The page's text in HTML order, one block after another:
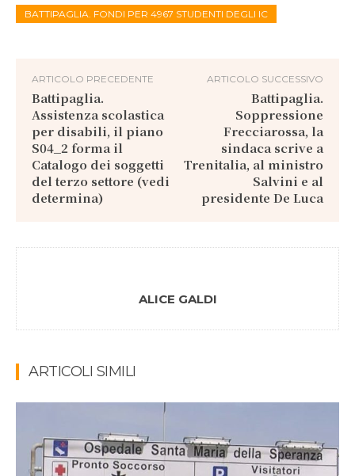
BATTIPAGLIA. FONDI PER 4967 STUDENTI DEGLI IC
ARTICOLO PRECEDENTE
Battipaglia.
Assistenza scolastica
per disabili, il piano
S04_2 forma il
Catalogo dei soggetti
del terzo settore (vedi
determina)
ARTICOLO SUCCESSIVO
Battipaglia.
Soppressione
Frecciarossa, la
sindaca scrive a
Trenitalia, al ministro
Salvini e al
presidente De Luca
ALICE GALDI
ARTICOLI SIMILI